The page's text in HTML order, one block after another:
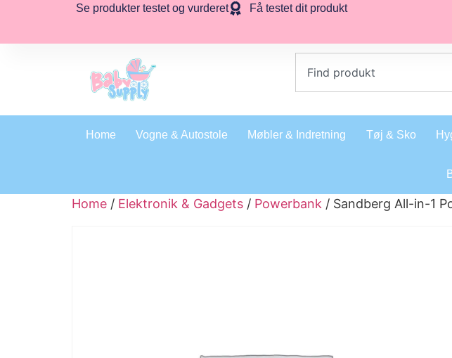
Se produkter testet og vurderet Få testet dit produkt
Home Vogne & Autostole Møbler & Indretning Tøj & Sko
Home / Elektronik & Gadgets / Powerbank / Sandberg All-in-1